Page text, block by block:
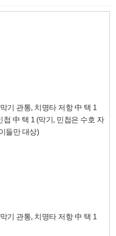
기 관통, 치명타 저항 中 택 1
첩 中 택 1 (막기, 민첩은 수호 자
들만 대상)
기 관통, 치명타 저항 中 택 1